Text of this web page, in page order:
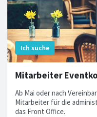
Mitarbeiter
Ab Mai oder nach
Mitarbeiter für die
das Front Office.